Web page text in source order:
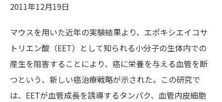
2011年12月19日
マウスを用いた近年の実験結果より、エポキシエイコサ
トリエン酸（EET）として知られる小分子の生体内での
産生を阻害することにより、癌に栄養を与える血管を断
つという、新しい癌治療戦略が示された。この研究で
は、EETが血管成長を誘導するタンパク、血管内皮細胞